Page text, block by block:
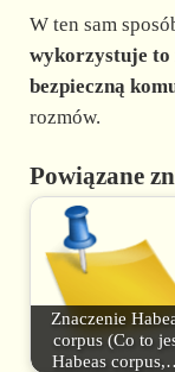
W ten sam
wykorzystuje to
bezpieczną
rozmów.
Powiązane
Znaczenie
corpus (Co to
Habeas